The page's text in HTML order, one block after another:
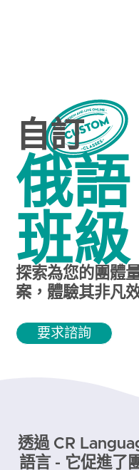
自訂
俄語
班級
探索為您的團體
案，體驗其非凡
要求諮詢
透過 CR
語言 - 它促進了